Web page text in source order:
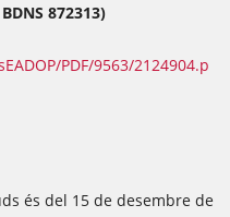
872313)
PDF/9563/2124904.p
és del 15 de desembre de